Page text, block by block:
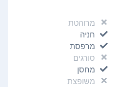
מרוהטת
חניה
מרפסת
סורגים
מחסן
משופצת